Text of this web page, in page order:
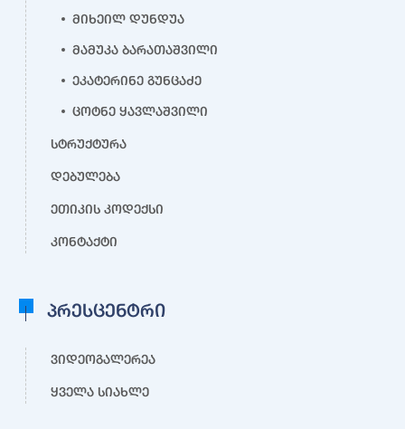
მიხეილ დუნდუა
მამუკა ბარათაშვილი
ეკატერინე გუნცაძე
ცოტნე ყავლაშვილი
სტრუქტურა
დებულება
ეთიკის კოდექსი
კონტაქტი
პრესცენტრი
ვიდეოგალერეა
ყველა სიახლე